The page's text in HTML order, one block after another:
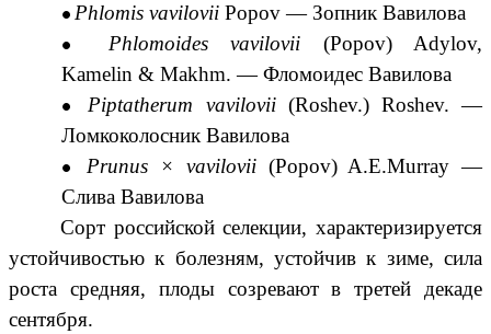
Phlomis vavilovii Popov — Зопник Вавилова
Phlomoides vavilovii (Popov) Adylov,
Kamelin & Makhm. —Фломоидес Вавилова
Piptatherum vavilovii(Roshev.) Roshev. —
Ломкоколосник Вавилова
Prunus × vavilovii(Popov) A.E.Murray —
Слива Вавилова
Сорт российской селекции, характеризируется
устойчивостью к болезням, устойчив к зиме, сила
роста средняя, плоды созревают в третей декаде
сентября.